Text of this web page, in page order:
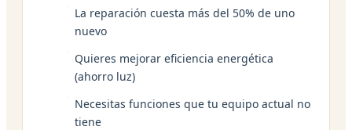
La reparación cuesta más del 50% de uno
nuevo
Quieres mejorar eficiencia energética
(ahorro luz)
Necesitas funciones que tu equipo actual no
tiene